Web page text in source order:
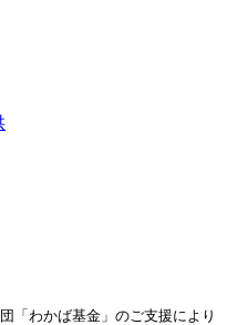
「わかば基金」のご支援により